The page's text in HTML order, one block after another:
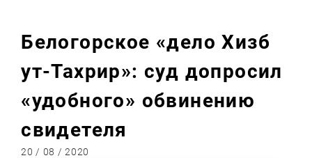
Белогорское «дело Хизб
ут-Тахрир»: суд допросил
«удобного» обвинению
свидетеля
20 / 08 / 2020